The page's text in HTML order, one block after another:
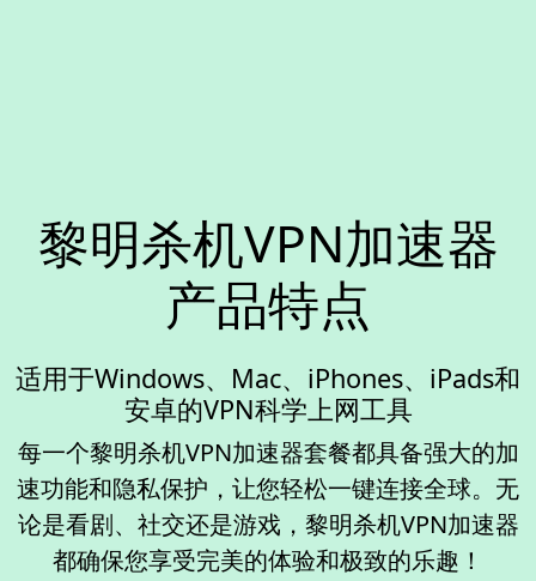
黎明杀机VPN加速器
产品特点
适用于Windows、Mac、iPhones、iPads和
安卓的VPN科学上网工具
每一个黎明杀机VPN加速器套餐都具备强大的加
速功能和隐私保护，让您轻松一键连接全球。无
论是看剧、社交还是游戏，黎明杀机VPN加速器
都确保您享受完美的体验和极致的乐趣！